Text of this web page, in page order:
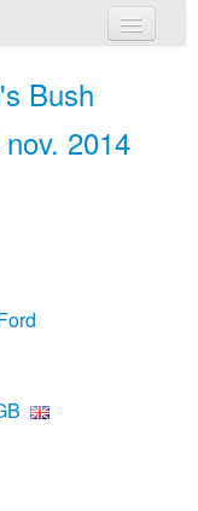
Bush
2014